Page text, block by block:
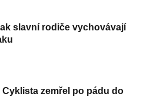
slavní rodiče vychovávají
zemřel po pádu do